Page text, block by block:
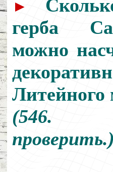
►
герба
можно
Литейного
(546.